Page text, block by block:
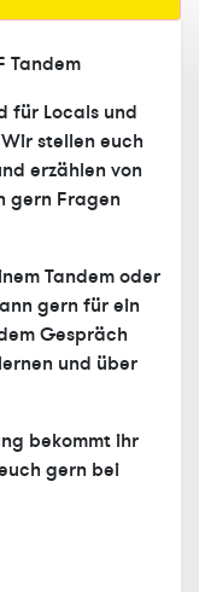
Tandem
für Locals und
stellen euch
erzählen von
gern Fragen
Tandem oder
gern für ein
Gespräch
und über
bekommt ihr
gern bei